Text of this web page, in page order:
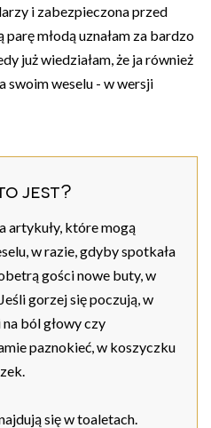
i zabezpieczona przed
młodą uznałam za bardzo
już wiedziałam, że ja również
swoim weselu - w wersji
jest?
artykuły, które mogą
w razie, gdyby spotkała
gości nowe buty, w
gorzej się poczują, w
ból głowy czy
paznokieć, w koszyczku
się w toaletach.